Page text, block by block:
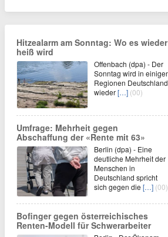
Hitzealarm am Sonntag: Wo es wieder
heiß wird
Offenbach (dpa) - Der
Sonntag wird in
Regionen
wieder[…] (00)
Umfrage: Mehrheit gegen
Abschaffung der «Rente mit 63»
Berlin (dpa) - Eine
deutliche Mehrheit der
Menschen in
Deutschland spricht
sich gegen die […] (00)
Bofinger gegen österreichisches
Renten-Modell für Schwerarbeiter